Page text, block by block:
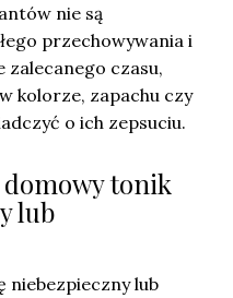
nie są
przechowywania i
zalecanego czasu,
kolorze, zapachu czy
o ich zepsuciu.
domowy tonik
lub
niebezpieczny lub